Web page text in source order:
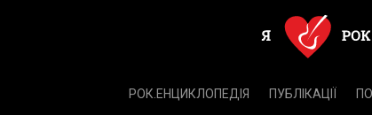
РОК.ЕНЦИКЛОПЕДІЯ ПУБЛІКАЦІЇ